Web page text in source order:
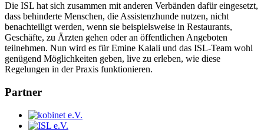
Die ISL hat sich zusammen mit anderen Verbänden dafür eingesetzt,
dass behinderte Menschen, die Assistenzhunde nutzen, nicht
benachteiligt werden, wenn sie beispielsweise in Restaurants,
Geschäfte, zu Ärzten gehen oder an öffentlichen Angeboten
teilnehmen. Nun wird es für Emine Kalali und das ISL-Team wohl
genügend Möglichkeiten geben, live zu erleben, wie diese
Regelungen in der Praxis funktionieren.
Partner